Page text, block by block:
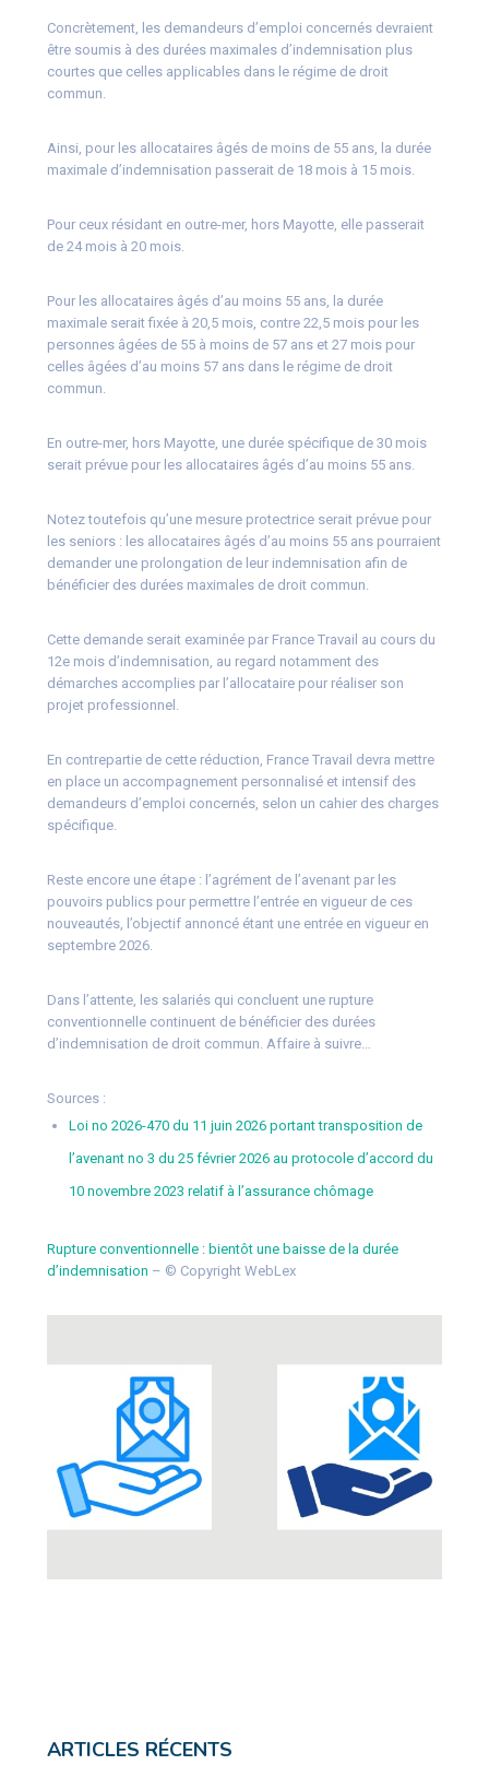
Concrètement, les demandeurs d’emploi concernés devraient
être soumis à des durées maximales d’indemnisation plus
courtes que celles applicables dans le régime de droit
commun.
Ainsi, pour les allocataires âgés de moins de 55 ans, la durée
maximale d’indemnisation passerait de 18 mois à 15 mois.
Pour ceux résidant en outre-mer, hors Mayotte, elle passerait
de 24 mois à 20 mois.
Pour les allocataires âgés d’au moins 55 ans, la durée
maximale serait fixée à 20,5 mois, contre 22,5 mois pour les
personnes âgées de 55 à moins de 57 ans et 27 mois pour
celles âgées d’au moins 57 ans dans le régime de droit
commun.
En outre-mer, hors Mayotte, une durée spécifique de 30 mois
serait prévue pour les allocataires âgés d’au moins 55 ans.
Notez toutefois qu’une mesure protectrice serait prévue pour
les seniors : les allocataires âgés d’au moins 55 ans pourraient
demander une prolongation de leur indemnisation afin de
bénéficier des durées maximales de droit commun.
Cette demande serait examinée par France Travail au cours du
12e mois d’indemnisation, au regard notamment des
démarches accomplies par l’allocataire pour réaliser son
projet professionnel.
En contrepartie de cette réduction, France Travail devra mettre
en place un accompagnement personnalisé et intensif des
demandeurs d’emploi concernés, selon un cahier des charges
spécifique.
Reste encore une étape : l’agrément de l’avenant par les
pouvoirs publics pour permettre l’entrée en vigueur de ces
nouveautés, l’objectif annoncé étant une entrée en vigueur en
septembre 2026.
Dans l’attente, les salariés qui concluent une rupture
conventionnelle continuent de bénéficier des durées
d’indemnisation de droit commun. Affaire à suivre…
Sources :
Loi no 2026-470 du 11 juin 2026 portant transposition de
l’avenant no 3 du 25 février 2026 au protocole d’accord du
10 novembre 2023 relatif à l’assurance chômage
Rupture conventionnelle : bientôt une baisse de la durée
d’indemnisation – © Copyright WebLex
ARTICLES RÉCENTS